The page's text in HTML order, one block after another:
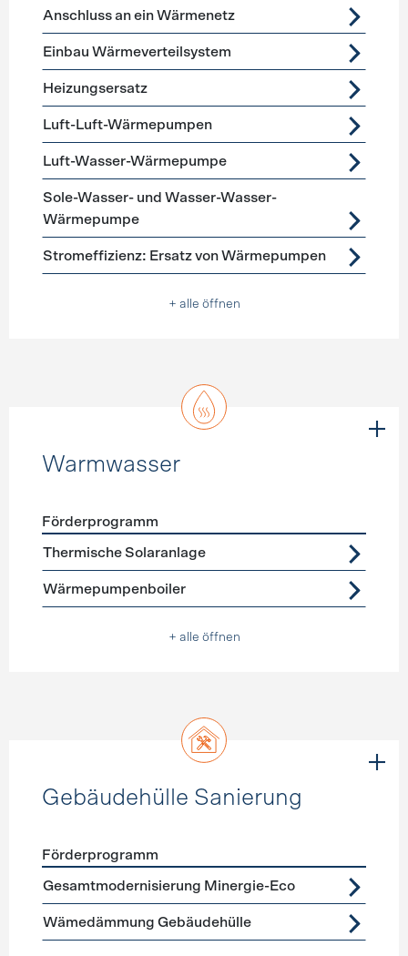
Förderprogramme Heizung
Anschluss an ein Wärmenetz
Einbau Wärmeverteilsystem
Heizungsersatz
Luft-Luft-Wärmepumpen
Luft-Wasser-Wärmepumpe
Sole-Wasser- und Wasser-Wasser-
Wärmepumpe
Stromeffizienz: Ersatz von Wärmepumpen
+ alle öffnen
Warmwasser
Förderprogramme Warmwasser
Förderprogramm
Thermische Solaranlage
Wärmepumpenboiler
+ alle öffnen
Gebäudehülle Sanierung
Förderprogramme Gebäudehülle Sanierung
Förderprogramm
Gesamtmodernisierung Minergie-Eco
Wämedämmung Gebäudehülle